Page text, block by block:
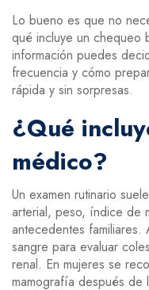
Lo bueno es que no
qué incluye un chequeo
información puedes
frecuencia y cómo
rápida y sin sorpresas.
¿Qué
médico?
Un examen rutinario
arterial, peso, índice de
antecedentes familiares.
sangre para evaluar
renal. En mujeres se
mamografía después de